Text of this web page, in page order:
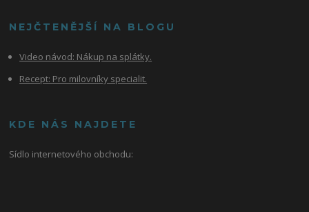
NEJČTENĚJŠÍ NA BLOGU
Video návod: Nákup na splátky.
Recept: Pro milovníky specialit.
KDE NÁS NAJDETE
Sídlo internetového obchodu: